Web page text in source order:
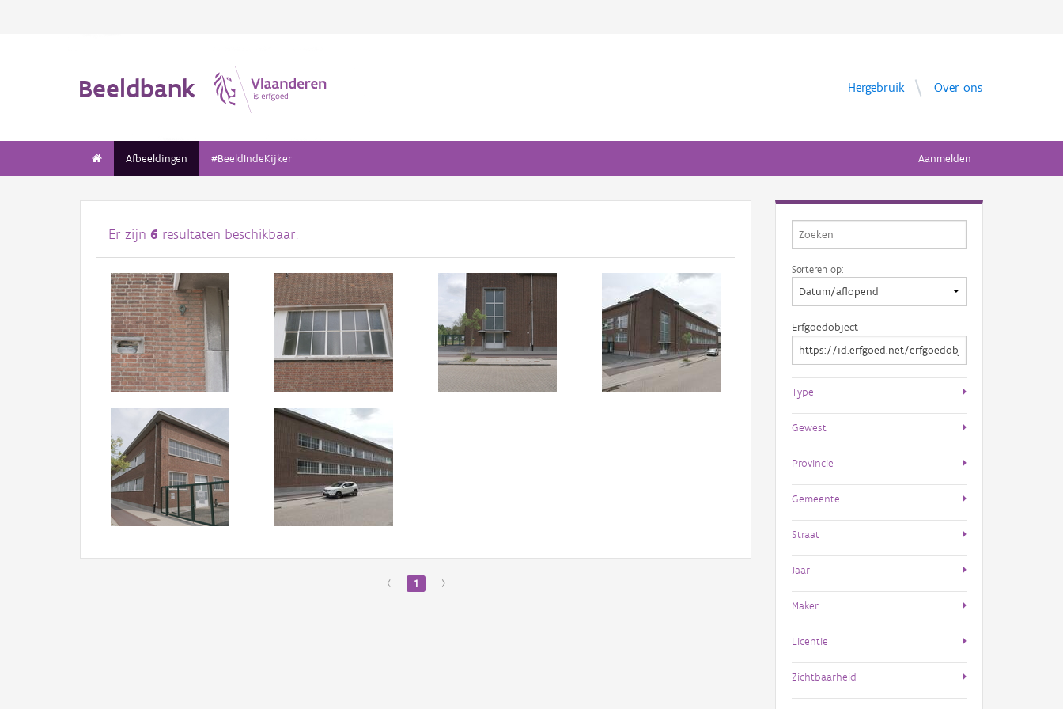
Beeldbank Hergebruik Over ons
Afbeeldingen #BeeldIndeKijker Aanmelden
Er zijn 6 resultaten beschikbaar.
‹ 1 ›
Sorteren op:
Erfgoedobject
Type
Gewest
Provincie
Gemeente
Straat
Jaar
Maker
Licentie
Zichtbaarheid